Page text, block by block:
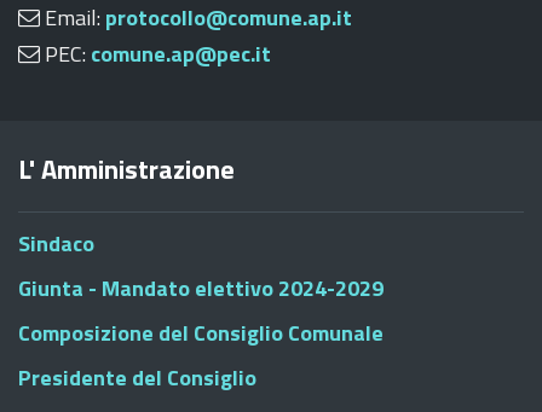
Email: protocollo@comune.ap.it
PEC: comune.ap@pec.it
L' Amministrazione
Sindaco
Giunta - Mandato elettivo 2024-2029
Composizione del Consiglio Comunale
Presidente del Consiglio